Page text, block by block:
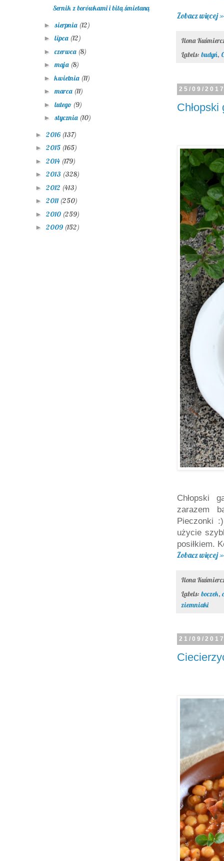
Zobacz więcej »
Ilona
Labels: budyń,
25/09/
Chłopski
Chłopski
zarazem
Pieczonki
użycie
posiłkiem.
Zobacz więcej »
Ilona
Labels: boczek,
ziemniaki
21/09/
Sernik z borówkami i bitą śmietaną
► sierpnia (12)
► lipca (12)
►czerwca (8)
►maja (8)
►kwietnia (11)
►marca (11)
► lutego (9)
► stycznia (10)
► 2016 (137)
► 2015 (165)
► 2014 (179)
► 2013 (328)
► 2012 (413)
► 2011 (250)
► 2010 (259)
► 2009 (152)